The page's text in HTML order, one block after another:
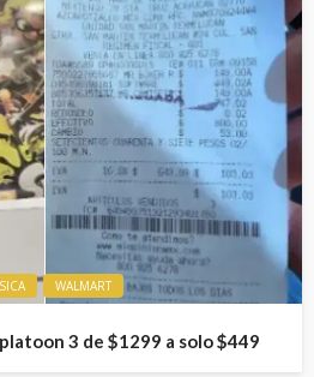
WALMART
3 de $1299 a solo $449